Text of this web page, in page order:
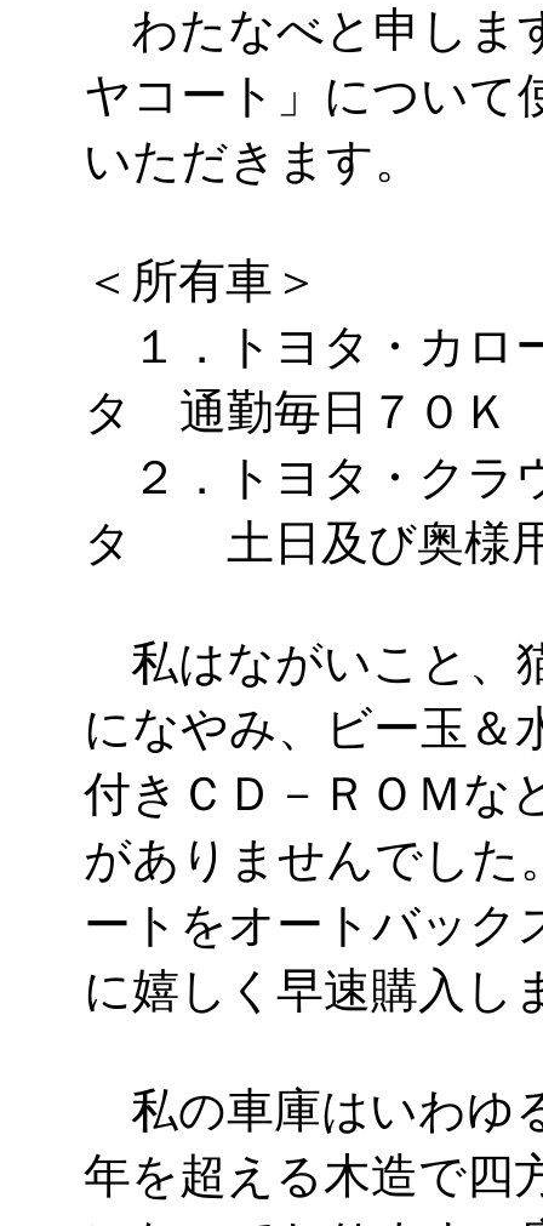
わたなべと申しま
ヤコート」について
いただきます。
＜所有車＞
１．トヨタ・カロ
タ 通勤毎日７０Ｋ
２．トヨタ・クラ
タ 土日及び奥
私はながいこと、
になやみ、ビー玉＆
付きＣＤ－ＲＯＭな
がありませんでした
ートをオートバック
に嬉しく早速購入し
私の車庫はいわゆ
年を超える木造で四